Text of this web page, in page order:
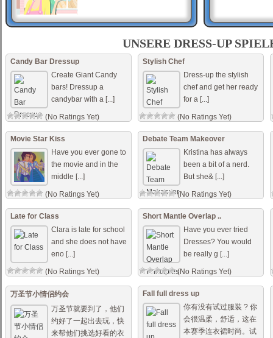
เกมส์แต่งตัวเด็กสาวญี่ปุ่น มีชุด
แต่งตัวแบบญี่ปุ่น ทั้งชุดกิโมโน
ชุดแต่งตัวธรรมดาๆ สไตล์เด็ก
สาวญี่ปุ่น ตัวละครนี้น่ารักมาก
เลย [...]
Couple Compatibility
These two are totally meant
for each other but they really
need to figure out what to
wear on their next date.
UNSERE DRESS-UP
Candy Bar Dressup
Create Giant Candy
bars! Dressup a
candybar with a [...]
(No Ratings Yet)
Stylish Chef
Dress-up the stylish
chef and get her ready
for a [...]
(No Ratings Yet)
Movie Star Kiss
Have you ever gone to
the movie and in the
middle [...]
(No Ratings Yet)
Debate Team Makeover
Kristina has always
been a bit of a nerd.
But she& [...]
(No Ratings Yet)
Late for Class
Clara is late for school
and she does not have
eno [...]
(No Ratings Yet)
Short Mantle Overlap ..
Have you ever tried
Dresses? You would
be really g [...]
(No Ratings Yet)
万圣节小情侣约会
万圣节就要到了，他们
约好了一起出去玩，快
来帮他们挑选好看的衣
Fall full dress up
你有没有试过服装 ? 你
会很温柔，舒适，这在
本赛季连衣裙时尚。试